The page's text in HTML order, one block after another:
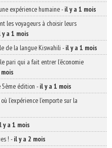
expérience humaine-il y a 1 mois
les voyageurs à choisir leurs
y a 1 mois
de la langue Kiswahili -il y a 1 mois
pari qui a fait entrer l’économie
5ème édition -il y a 1 mois
l’expérience l’emporte sur la
y a 1 mois
! -il y a 2 mois